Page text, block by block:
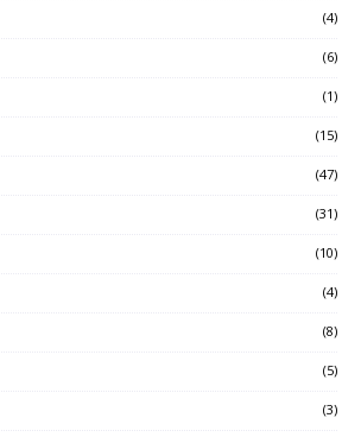
(4)
(6)
(1)
(15)
(47)
(31)
(10)
(4)
(8)
(5)
(3)